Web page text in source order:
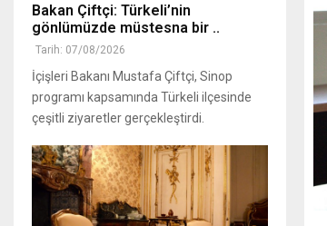
Bakan Çiftçi: Türkeli’nin
gönlümüzde müstesna bir ..
Tarih: 07/08/2026
İçişleri Bakanı Mustafa Çiftçi, Sinop
programı kapsamında Türkeli ilçesinde
çeşitli ziyaretler gerçekleştirdi.